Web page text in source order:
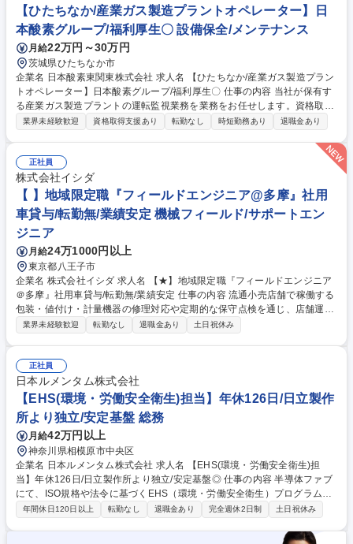
タッフへ使用方法を丁寧に指導します。 ・定期保守と点検：トラブルを未
然に防ぐため、定期的な動作確認を実施し、円滑な店舗運営と商品の安定
供給を裏側から支援します。 募集職種 【★】『フィールドエンジニア＠
新潟』社用車貸与/年休120日/業績安定メーカー
【ひたちなか/産業ガス製造プラントオペレーター】日
本酸素グループ/福利厚生〇 設備保全/メンテナンス
月給22万円～30万円
茨城県ひたちなか市
企業名 日本酸素東関東株式会社 求人名 【ひたちなか/産業ガス製造プラン
トオペレーター】日本酸素グループ/福利厚生〇 仕事の内容 当社が保有す
る産業ガス製造プラントの運転監視業務を業務をお任せします。資格取得
支援制度があり、専門スキルを高めるサポートも充実しています。 モニタ
た、予備品の管理や構内施設の維持管理も担当します。 3交代制で勤務
し、最初の6ヶ月から1年間は日勤で技術と知識を習得していただきます。
安定した環境で専門性を高めるチャンスがあります。 （※変更の範囲：会
社が定める業務） 募集職種 【ひたちなか/産業ガス製造プラントオペレー
ター】日本酸素グループ/福利厚生〇
業界未経験歓迎 資格取得支援あり 転勤なし 時短勤務あり 退職金あり
正社員
株式会社イシダ
【 】地域限定職『フィールドエンジニア@多摩』社用
車貸与/転勤無/業績安定 機械フィールド/サポートエン
ジニア
月給24万1000円以上
東京都八王子市
企業名 株式会社イシダ 求人名 【★】地域限定職『フィールドエンジニア
＠多摩』社用車貸与/転勤無/業績安定 仕事の内容 流通小売店舗で稼働する
包装・値付け・計量機器の修理対応や定期的な保守点検を通じ、店舗運営
と商品の安定供給という重要な社会インフラを裏側から支える現場密着型
部品交換等を通じて迅速な復旧を図ります。 ・新規機器の納品設置：店舗
の改装や新店オープンに伴い、機器の設置や初期設定を行い、現場スタッ
フへ使用方法を丁寧に指導します。 ・定期保守と点検：トラブルを未然に
防ぐため、定期的な動作確認を実施し、円滑な店舗運営と商品の安定供給
を裏側から支援します。 募集職種 【★】地域限定職『フィールドエンジ
ニア＠多摩』社用車貸与/転勤無/業績安定
業界未経験歓迎 転勤なし 退職金あり 土日祝休み
正社員
日本ルメンタム株式会社
【EHS(環境・労働安全衛生)担当】年休126日/日立製作
所より独立/安定基盤 総務
月給42万円以上
神奈川県相模原市中央区
企業名 日本ルメンタム株式会社 求人名 【EHS(環境・労働安全衛生)担
当】年休126日/日立製作所より独立/安定基盤◎ 仕事の内容 半導体ファブ
にて、ISO規格や法令に基づくEHS（環境・労働安全衛生）プログラムの
企画・改善、監査対応、グローバル対応窓口など、労働安全衛生に関する
Sプログラムの企画・改善、監査対応■化学物質管理、請負業者安全対策な
年間休日120日以上 転勤なし 退職金あり 完全週休2日制 土日祝休み